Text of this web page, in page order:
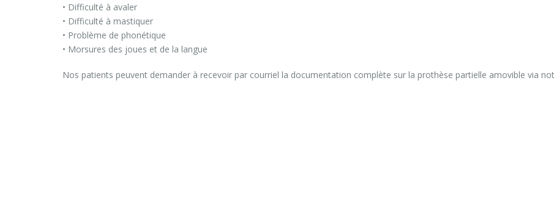
• Difficulté à avaler
• Difficulté à mastiquer
• Problème de phonétique
• Morsures des joues et de la langue
Nos patients peuvent demander à recevoir par courriel la documentation complète sur la prothèse partielle amovible via